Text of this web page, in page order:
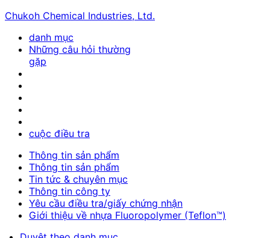
Chukoh Chemical Industries, Ltd.
danh mục
Những câu hỏi thường
gặp
cuộc điều tra
Thông tin sản phẩm
Thông tin sản phẩm
Tin tức & chuyên mục
Thông tin công ty
Yêu cầu điều tra/giấy chứng nhận
Giới thiệu về nhựa Fluoropolymer (Teflon™)